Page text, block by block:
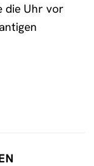
die Uhr vor